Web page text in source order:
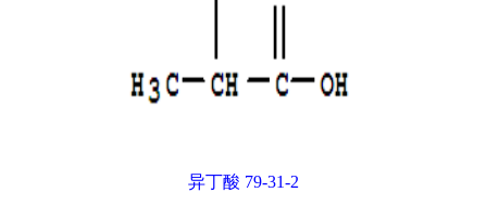
异丁酸 79-31-2